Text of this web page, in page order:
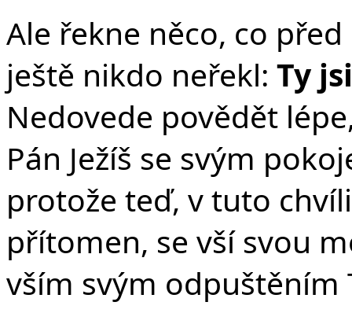
Ale řekne něco, co
ještě nikdo neřekl: Ty
Nedovede povědět
Pán Ježíš se svým
protože teď, v tuto
přítomen, se vší svou
vším svým odpuštěním